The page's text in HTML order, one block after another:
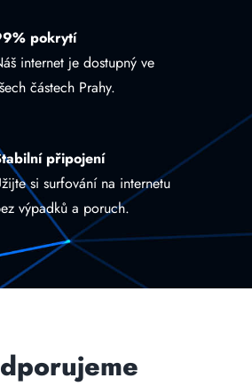
pokrytí
internet je dostupný ve
částech Prahy.
připojení
si surfování na internetu
výpadků a poruch.